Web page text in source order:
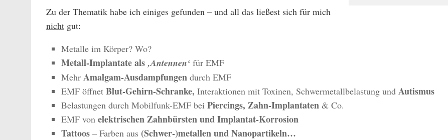
Zu der Thematik habe ich einiges gefunden – und all das ließest sich für mich
nicht gut:
Metalle im Körper? Wo?
Metall-Implantate als ‚Antennen‘ für EMF
Mehr Amalgam-Ausdampfungen durch EMF
EMF öffnet Blut-Gehirn-Schranke, Interaktionen mit Toxinen, Schwermetallbelastung und Autismus
Belastungen durch Mobilfunk-EMF bei Piercings, Zahn-Implantaten & Co.
EMF von elektrischen Zahnbürsten und Implantat-Korrosion
Tattoos – Farben aus (Schwer-)metallen und Nanopartikeln…